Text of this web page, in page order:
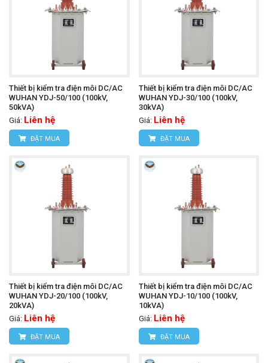
Thiết bị kiểm tra điện môi DC/AC
WUHAN YDJ-50/100 (100kV,
50kVA)
Giá: Liên hệ
ĐẶT MUA
Thiết bị kiểm tra điện môi DC/AC
WUHAN YDJ-30/100 (100kV,
30kVA)
Giá: Liên hệ
ĐẶT MUA
Thiết bị kiểm tra điện môi DC/AC
WUHAN YDJ-20/100 (100kV,
20kVA)
Giá: Liên hệ
ĐẶT MUA
Thiết bị kiểm tra điện môi DC/AC
WUHAN YDJ-10/100 (100kV,
10kVA)
Giá: Liên hệ
ĐẶT MUA